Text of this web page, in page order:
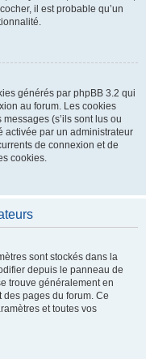
il est probable qu’un
générés par phpBB 3.2 qui
au forum. Les cookies
(s’ils sont lus ou
activée par un administrateur
de connexion et de
cookies.
sont stockés dans la
depuis le panneau de
trouve généralement en
des pages du forum. Ce
et toutes vos